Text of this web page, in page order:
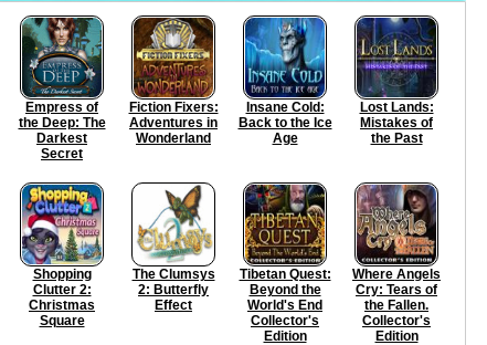
Empress of
the Deep: The
Darkest
Secret
Fiction Fixers:
Adventures in
Wonderland
Insane Cold:
Back to the Ice
Age
Lost Lands:
Mistakes of
the Past
Shopping
Clutter 2:
Christmas
Square
The Clumsys
2: Butterfly
Effect
Tibetan Quest:
Beyond the
World's End
Collector's
Edition
Where Angels
Cry: Tears of
the Fallen.
Collector's
Edition